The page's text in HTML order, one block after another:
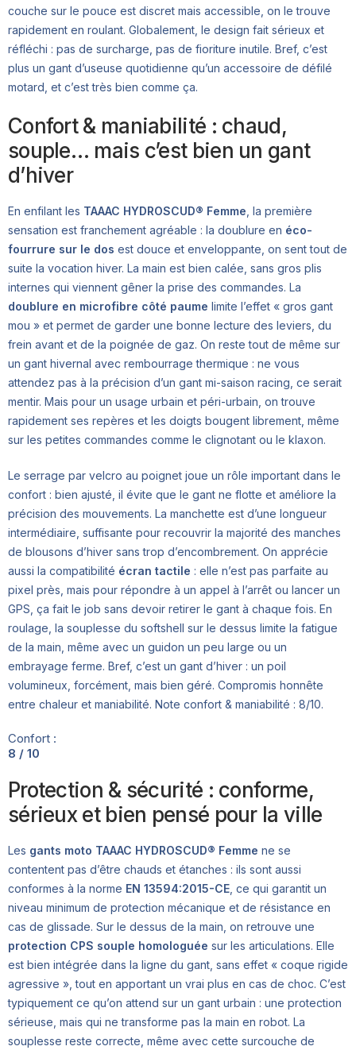
couche sur le pouce est discret mais accessible, on le trouve
rapidement en roulant. Globalement, le design fait sérieux et
réfléchi : pas de surcharge, pas de fioriture inutile. Bref, c’est
plus un gant d’useuse quotidienne qu’un accessoire de défilé
motard, et c’est très bien comme ça.
Confort & maniabilité : chaud,
souple… mais c’est bien un gant
d’hiver
En enfilant les TAAAC HYDROSCUD® Femme , la première
sensation est franchement agréable : la doublure en éco-
fourrure sur le dos est douce et enveloppante, on sent tout de
suite la vocation hiver. La main est bien calée, sans gros plis
internes qui viennent gêner la prise des commandes. La
doublure en microfibre côté paume limite l’effet « gros gant
mou » et permet de garder une bonne lecture des leviers, du
frein avant et de la poignée de gaz. On reste tout de même sur
un gant hivernal avec rembourrage thermique : ne vous
attendez pas à la précision d’un gant mi-saison racing, ce serait
mentir. Mais pour un usage urbain et péri-urbain, on trouve
rapidement ses repères et les doigts bougent librement, même
sur les petites commandes comme le clignotant ou le klaxon.
Le serrage par velcro au poignet joue un rôle important dans le
confort : bien ajusté, il évite que le gant ne flotte et améliore la
précision des mouvements. La manchette est d’une longueur
intermédiaire, suffisante pour recouvrir la majorité des manches
de blousons d’hiver sans trop d’encombrement. On apprécie
aussi la compatibilité écran tactile : elle n’est pas parfaite au
pixel près, mais pour répondre à un appel à l’arrêt ou lancer un
GPS, ça fait le job sans devoir retirer le gant à chaque fois. En
roulage, la souplesse du softshell sur le dessus limite la fatigue
de la main, même avec un guidon un peu large ou un
embrayage ferme. Bref, c’est un gant d’hiver : un poil
volumineux, forcément, mais bien géré. Compromis honnête
entre chaleur et maniabilité. Note confort & maniabilité : 8/10.
Confort :
8 / 10
Protection & sécurité : conforme,
sérieux et bien pensé pour la ville
Les gants moto TAAAC HYDROSCUD® Femme ne se
contentent pas d’être chauds et étanches : ils sont aussi
conformes à la norme EN 13594:2015-CE , ce qui garantit un
niveau minimum de protection mécanique et de résistance en
cas de glissade. Sur le dessus de la main, on retrouve une
protection CPS souple homologuée sur les articulations. Elle
est bien intégrée dans la ligne du gant, sans effet « coque rigide
agressive », tout en apportant un vrai plus en cas de choc. C’est
typiquement ce qu’on attend sur un gant urbain : une protection
sérieuse, mais qui ne transforme pas la main en robot. La
souplesse reste correcte, même avec cette surcouche de